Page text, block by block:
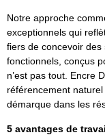
Notre approche
exceptionnels qui
fiers de concevoir
fonctionnels, conçus
n’est pas tout. Encre
référencement
démarque dans les
5 avantages de